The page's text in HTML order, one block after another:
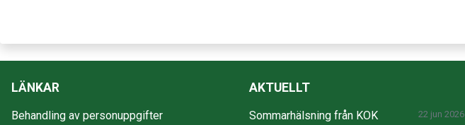
LÄNKAR
Behandling av personuppgifter
AKTUELLT
Sommarhälsning från KOK 22 jun 2026